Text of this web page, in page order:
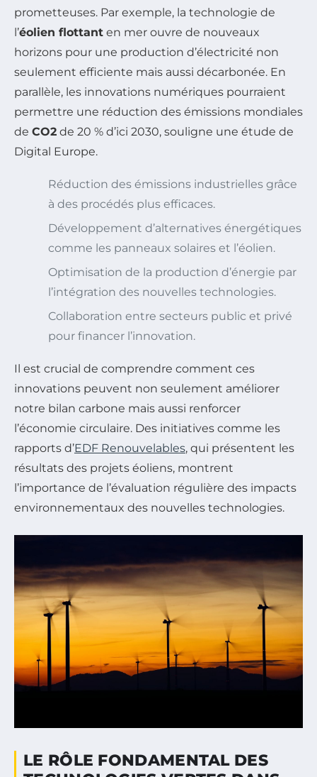
prometteuses. Par exemple, la technologie de
l’éolien flottant en mer ouvre de nouveaux
horizons pour une production d’électricité non
seulement efficiente mais aussi décarbonée. En
parallèle, les innovations numériques pourraient
permettre une réduction des émissions mondiales
de CO2 de 20 % d’ici 2030, souligne une étude de
Digital Europe.
Réduction des émissions industrielles grâce
à des procédés plus efficaces.
Développement d’alternatives énergétiques
comme les panneaux solaires et l’éolien.
Optimisation de la production d’énergie par
l’intégration des nouvelles technologies.
Collaboration entre secteurs public et privé
pour financer l’innovation.
Il est crucial de comprendre comment ces
innovations peuvent non seulement améliorer
notre bilan carbone mais aussi renforcer
l’économie circulaire. Des initiatives comme les
rapports d’EDF Renouvelables, qui présentent les
résultats des projets éoliens, montrent
l’importance de l’évaluation régulière des impacts
environnementaux des nouvelles technologies.
LE RÔLE FONDAMENTAL DES